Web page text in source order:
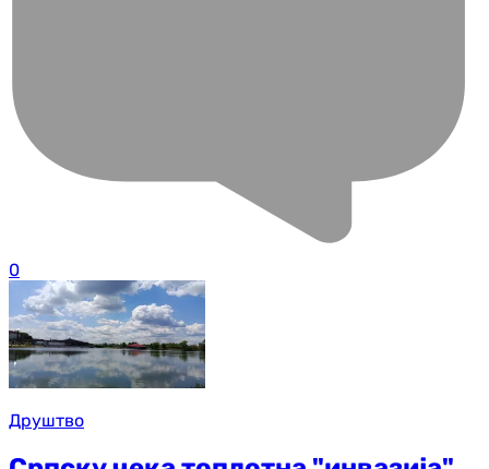
0
Друштво